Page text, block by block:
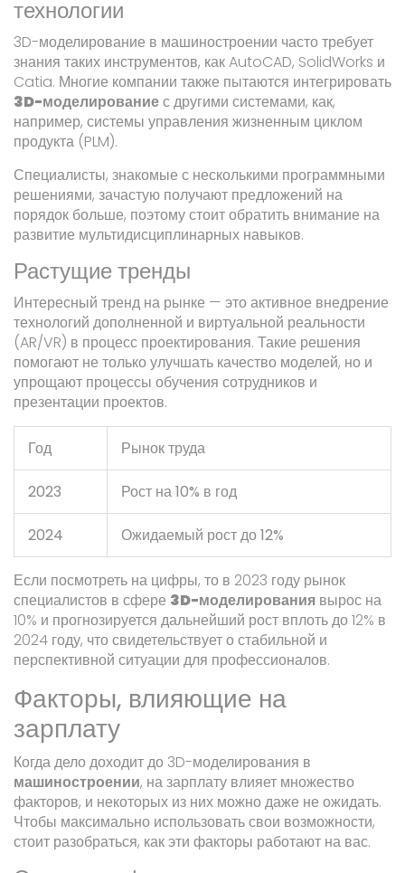
технологии
3D-моделирование в машиностроении часто требует
знания таких инструментов, как AutoCAD, SolidWorks и
Catia. Многие компании также пытаются интегрировать
3D-моделированиес другими системами, как,
например, системы управления жизненным циклом
продукта (PLM).
Специалисты, знакомые с несколькими программными
решениями, зачастую получают предложений на
порядок больше, поэтому стоит обратить внимание на
развитие мультидисциплинарных навыков.
Растущие тренды
Интересный тренд на рынке — это активное внедрение
технологий дополненной и виртуальной реальности
(AR/VR) в процесс проектирования. Такие решения
помогают не только улучшать качество моделей, но и
упрощают процессы обучения сотрудников и
презентации проектов.
Год Рынок труда
2023 Рост на 10% в год
2024 Ожидаемый рост до 12%
Если посмотреть на цифры, то в 2023 году рынок
специалистов в сфере 3D-моделирования вырос на
10% и прогнозируется дальнейший рост вплоть до 12% в
2024 году, что свидетельствует о стабильной и
перспективной ситуации для профессионалов.
Факторы, влияющие на
зарплату
Когда дело доходит до 3D-моделирования в
машиностроении, на зарплату влияет множество
факторов, и некоторых из них можно даже не ожидать.
Чтобы максимально использовать свои возможности,
стоит разобраться, как эти факторы работают на вас.